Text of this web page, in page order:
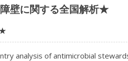
壁に関する全国解析★
analysis of antimicrobial